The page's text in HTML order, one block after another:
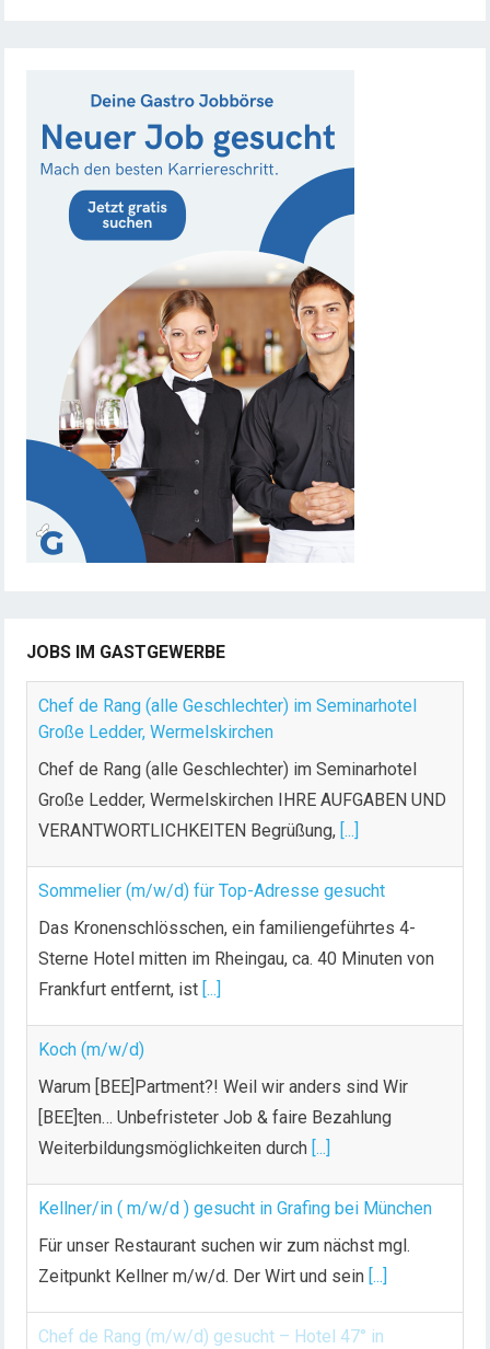
JOBS IM GASTGEWERBE
Chef de Rang (alle Geschlechter) im Seminarhotel
Große Ledder, Wermelskirchen
Chef de Rang (alle Geschlechter) im Seminarhotel
Große Ledder, Wermelskirchen IHRE AUFGABEN UND
VERANTWORTLICHKEITEN Begrüßung, [...]
Sommelier (m/w/d) für Top-Adresse gesucht
Das Kronenschlösschen, ein familiengeführtes 4-
Sterne Hotel mitten im Rheingau, ca. 40 Minuten von
Frankfurt entfernt, ist [...]
Koch (m/w/d)
Warum [BEE]Partment?! Weil wir anders sind Wir
[BEE]ten… Unbefristeter Job & faire Bezahlung
Weiterbildungsmöglichkeiten durch [...]
Kellner/in ( m/w/d ) gesucht in Grafing bei München
Für unser Restaurant suchen wir zum nächst mgl.
Zeitpunkt Kellner m/w/d. Der Wirt und sein [...]
Chef de Rang (m/w/d) gesucht – Hotel 47° in